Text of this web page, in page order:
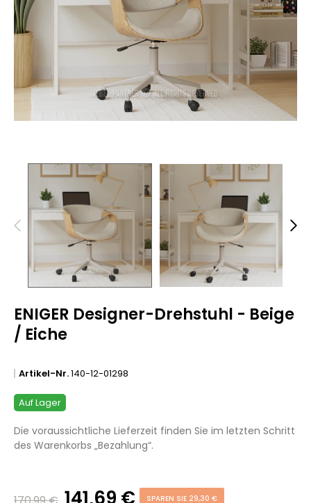
ENIGER Designer-Drehstuhl - Beige
/ Eiche
Artikel-Nr.140-12-01298
Auf Lager
Die voraussichtliche Lieferzeit finden Sie im letzten Schritt
des Warenkorbs „Bezahlung“.
SPAREN SIE 29,30 €